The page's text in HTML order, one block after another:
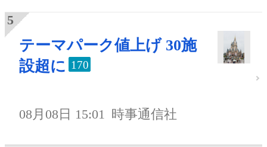
テーマパーク値上げ 30施
設超に 170
08月08日 15:01 時事通信社